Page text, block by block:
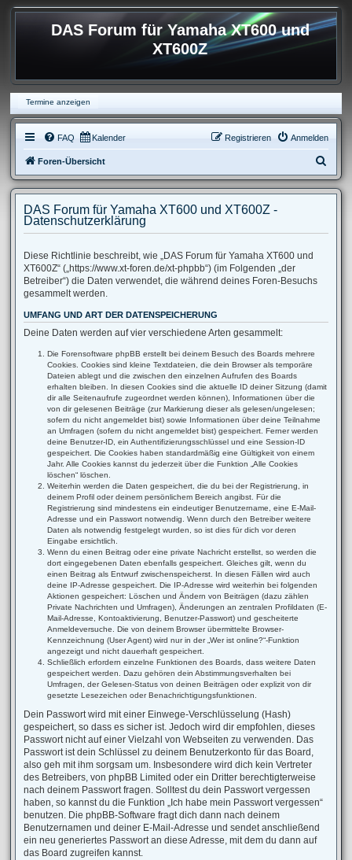
DAS Forum für Yamaha XT600 und
XT600Z
Termine anzeigen
FAQ Kalender Anmelden
Registrieren
Foren-Übersicht
u
e
DAS Forum für Yamaha XT600 und XT600Z -
Datenschutzerklärung
Diese Richtlinie beschreibt, wie „DAS Forum für Yamaha XT600 und
XT600Z“ („https://www.xt-foren.de/xt-phpbb“) (im Folgenden „der
Betreiber“) die Daten verwendet, die während deines Foren-Besuchs
gesammelt werden.
UMFANG UND ART DER DATENSPEICHERUNG
Deine Daten werden auf vier verschiedene Arten gesammelt:
Die Forensoftware phpBB erstellt bei deinem Besuch des Boards mehrere
Cookies. Cookies sind kleine Textdateien, die dein Browser als temporäre
Dateien ablegt und die zwischen den einzelnen Aufrufen des Boards
erhalten bleiben. In diesen Cookies sind die aktuelle ID deiner Sitzung (damit
dir alle Seitenaufrufe zugeordnet werden können), Informationen über die
von dir gelesenen Beiträge (zur Markierung dieser als gelesen/ungelesen;
sofern du nicht angemeldet bist) sowie Informationen über deine Teilnahme
an Umfragen (sofern du nicht angemeldet bist) gespeichert. Ferner werden
deine Benutzer-ID, ein Authentifizierungsschlüssel und eine Session-ID
gespeichert. Die Cookies haben standardmäßig eine Gültigkeit von einem
Jahr. Alle Cookies kannst du jederzeit über die Funktion „Alle Cookies
löschen“ löschen.
Weiterhin werden die Daten gespeichert, die du bei der Registrierung, in
deinem Profil oder deinem persönlichem Bereich angibst. Für die
Registrierung sind mindestens ein eindeutiger Benutzername, eine E-Mail-
Adresse und ein Passwort notwendig. Wenn durch den Betreiber weitere
Daten als notwendig festgelegt wurden, so ist dies für dich vor deren
Eingabe ersichtlich.
Wenn du einen Beitrag oder eine private Nachricht erstellst, so werden die
dort eingegebenen Daten ebenfalls gespeichert. Gleiches gilt, wenn du
einen Beitrag als Entwurf zwischenspeicherst. In diesen Fällen wird auch
deine IP-Adresse gespeichert. Die IP-Adresse wird weiterhin bei folgenden
Aktionen gespeichert: Löschen und Ändern von Beiträgen (dazu zählen
Private Nachrichten und Umfragen), Änderungen an zentralen Profildaten (E-
Mail-Adresse, Kontoaktivierung, Benutzer-Passwort) und gescheiterte
Anmeldeversuche. Die von deinem Browser übermittelte Browser-
Kennzeichnung (User Agent) wird nur in der „Wer ist online?“-Funktion
angezeigt und nicht dauerhaft gespeichert.
Schließlich erfordern einzelne Funktionen des Boards, dass weitere Daten
gespeichert werden. Dazu gehören dein Abstimmungsverhalten bei
Umfragen, der Gelesen-Status von deinen Beiträgen oder explizit von dir
gesetzte Lesezeichen oder Benachrichtigungsfunktionen.
Dein Passwort wird mit einer Einwege-Verschlüsselung (Hash)
gespeichert, so dass es sicher ist. Jedoch wird dir empfohlen, dieses
Passwort nicht auf einer Vielzahl von Webseiten zu verwenden. Das
Passwort ist dein Schlüssel zu deinem Benutzerkonto für das Board,
also geh mit ihm sorgsam um. Insbesondere wird dich kein Vertreter
des Betreibers, von phpBB Limited oder ein Dritter berechtigterweise
nach deinem Passwort fragen. Solltest du dein Passwort vergessen
haben, so kannst du die Funktion „Ich habe mein Passwort vergessen“
benutzen. Die phpBB-Software fragt dich dann nach deinem
Benutzernamen und deiner E-Mail-Adresse und sendet anschließend
ein neu generiertes Passwort an diese Adresse, mit dem du dann auf
das Board zugreifen kannst.